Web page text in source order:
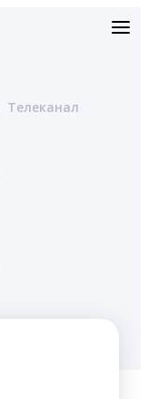
Телеканал